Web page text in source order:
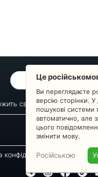
ОБРАТНАЯ СВЯЗЬ
свой вопрос
О сервисе
Новости
Пульс
конфіденційності Угода
Це
Ви переглядаєте
версію сторінки.
пошукові системи
автоматично, але
цього
змінити мову.
Російською